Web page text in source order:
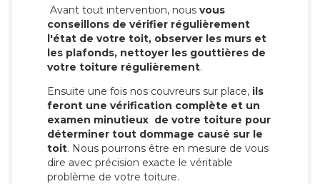
Avant tout intervention, nous vous
conseillons de vérifier régulièrement
l'état de votre toit, observer les murs et
les plafonds, nettoyer les gouttières de
votre toiture régulièrement.
Ensuite une fois nos couvreurs sur place, ils
feront une vérification complète et un
examen minutieux de votre toiture pour
déterminer tout dommage causé sur le
toit. Nous pourrons être en mesure de vous
dire avec précision exacte le véritable
problème de votre toiture.